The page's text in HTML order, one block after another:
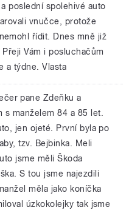
poslední spolehivé auto
vnučce, protože
řídit. Dnes mně již
Vám i posluchačům
a týdne. Vlasta
pane Zdeňku a
manželem 84 a 85 let.
jen ojeté. První byla po
tzv. Bejbinka. Meli
jsme měli Škoda
S tou jsme najezdili
měla jako koníčka
úzkokolejky tak jsme